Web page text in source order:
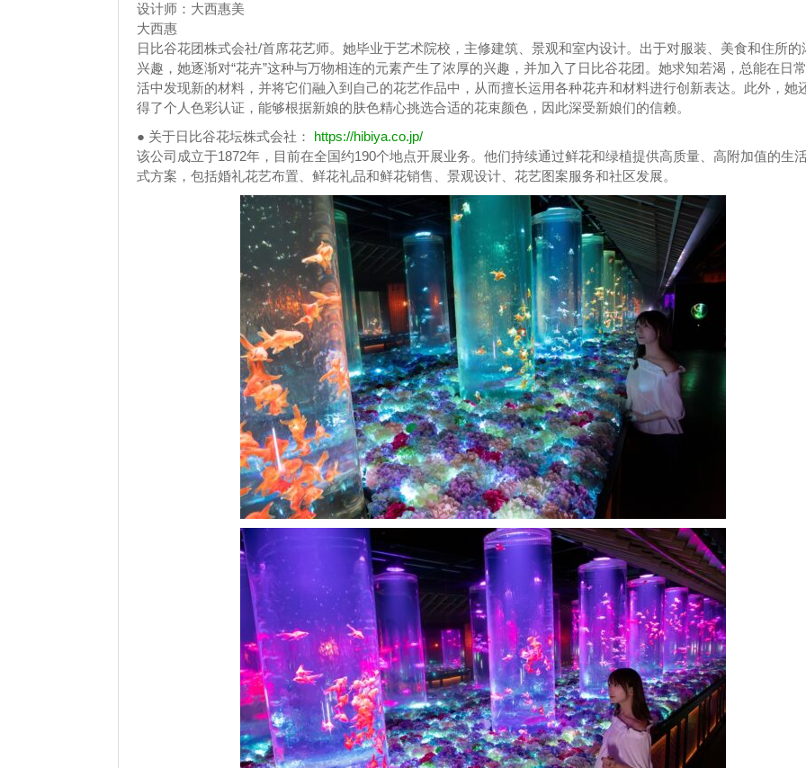
设计师：大西惠美
大西惠
日比谷花团株式会社/首席花艺师。她毕业于艺术院校，主修建筑、景观和室内设计。出于对服装、美食和住所的
兴趣，她逐渐对“花卉”这种与万物相连的元素产生了浓厚的兴趣，并加入了日比谷花团。她求知若渴，总能在日
活中发现新的材料，并将它们融入到自己的花艺作品中，从而擅长运用各种花卉和材料进行创新表达。此外，她
得了个人色彩认证，能够根据新娘的肤色精心挑选合适的花束颜色，因此深受新娘们的信赖。
● 关于日比谷花坛株式会社： https://hibiya.co.jp/
该公司成立于1872年，目前在全国约190个地点开展业务。他们持续通过鲜花和绿植提供高质量、高附加值的生
式方案，包括婚礼花艺布置、鲜花礼品和鲜花销售、景观设计、花艺图案服务和社区发展。